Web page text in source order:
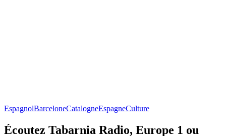
EspagnolBarceloneCatalogneEspagneCulture
Écoutez Tabarnia Radio, Europe 1 ou